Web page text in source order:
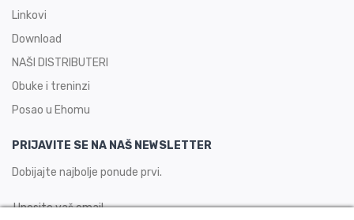
Linkovi
Download
NAŠI DISTRIBUTERI
Obuke i treninzi
Posao u Ehomu
PRIJAVITE SE NA NAŠ NEWSLETTER
Dobijajte najbolje ponude prvi.